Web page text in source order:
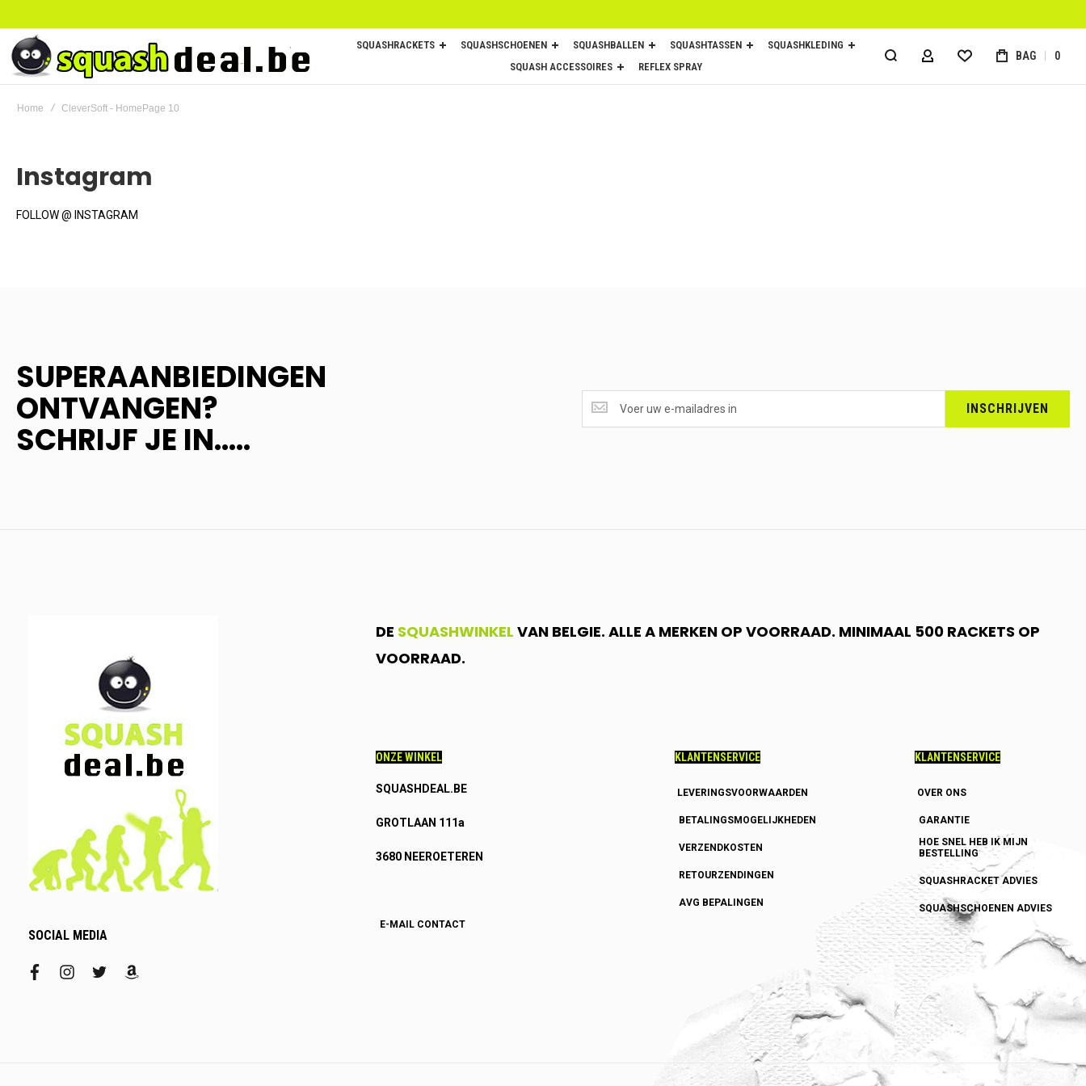
SQUASHRACKETS SQUASHSCHOENEN SQUASHBALLEN SQUASHTASSEN
SQUASHKLEDING
SQUASH ACCESSOIRES
REFLEX SPRAY ACCOUNT BAG 0
Home CleverSoft - HomePage 10
Instagram
FOLLOW @ INSTAGRAM
SUPERAANBIEDINGEN
ONTVANGEN?
SCHRIJF JE IN.....
ONTVANGEN?
<br>SCHRIJF
INSCHRIJVEN
SOCIAL MEDIA
facebookinstagram
twitteramazon
DE SQUASHWINKEL VAN BELGIE. ALLE A MERKEN OP VOORRAAD. MINIMAAL 500 RACKETS OP
VOORRAAD.
ONZE WINKEL
SQUASHDEAL.BE
GROTLAAN 111a
3680 NEEROETEREN
E-MAIL CONTACT
KLANTENSERVICE
LEVERINGSVOORWAARDEN
BETALINGSMOGELIJKHEDEN
VERZENDKOSTEN
RETOURZENDINGEN
AVG BEPALINGEN
KLANTENSERVICE
OVER ONS
GARANTIE
HOE SNEL HEB IK MIJN
BESTELLING
SQUASHRACKET ADVIES
SQUASHSCHOENEN ADVIES